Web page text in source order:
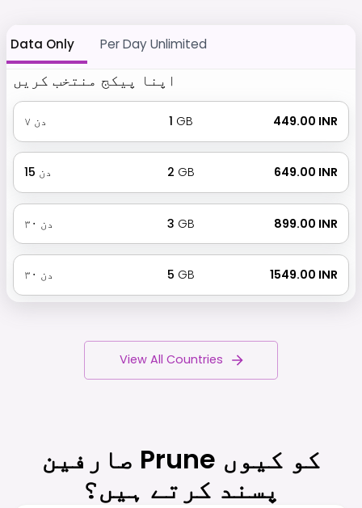
Data Only Per Day Unlimited
اپنا پیکج منتخب کریں
۷ دن 1 GB ₹ 449.00 INR
15 دن 2 GB ₹ 649.00 INR
۳۰ دن 3 GB ₹ 899.00 INR
۳۰ دن 5 GB ₹ 1549.00 INR
View All Countries
صارفین Prune کو کیوں
پسند کرتے ہیں؟